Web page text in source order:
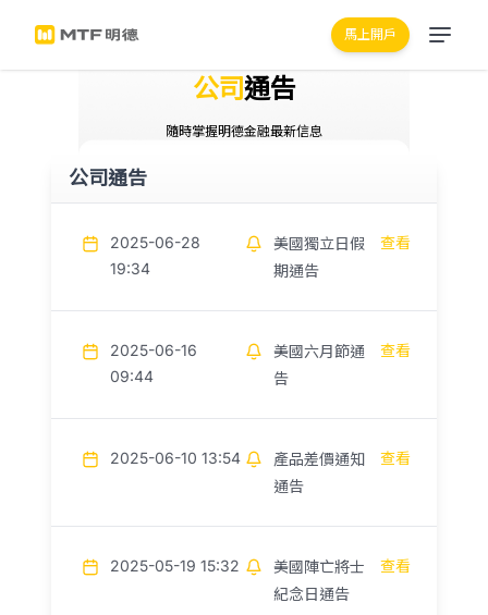
馬上開戶
公司通告
隨時掌握明德金融最新信息
公司通告
2025-06-28
19:34
美國獨立日假
期通告
查看
2025-06-16
09:44
美國六月節通
告
查看
2025-06-10 13:54
產品差價通知
通告
查看
2025-05-19 15:32
美國陣亡將士
紀念日通告
查看